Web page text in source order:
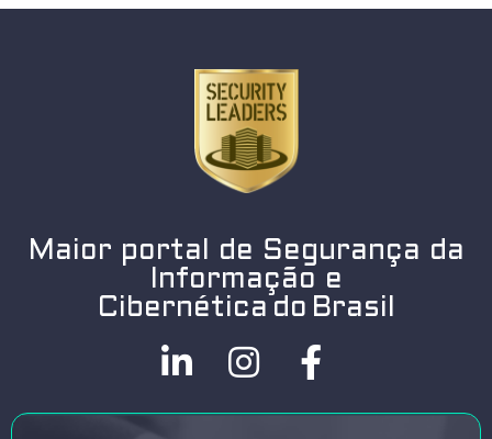
Maior portal de Segurança da
Informação e
Cibernética do Brasil